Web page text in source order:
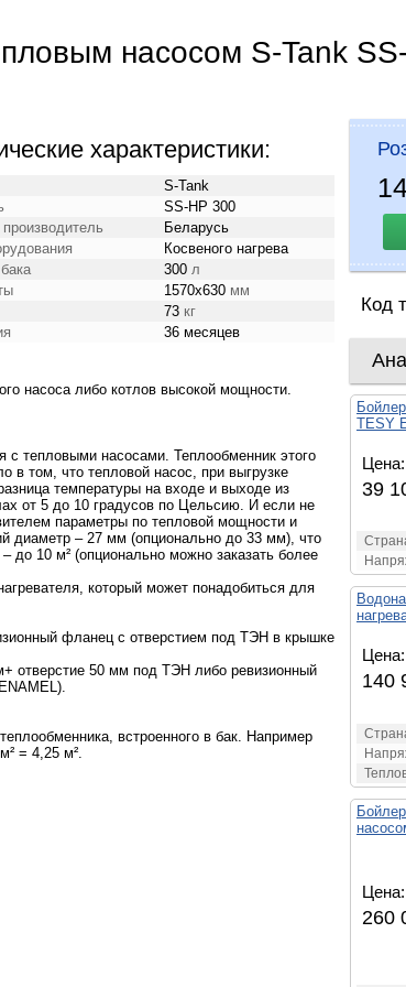
насосом S-Tank
характеристики:
S-Tank
SS-HP 300
Беларусь
Косвеного нагрева
300 л
1570x630 мм
73 кг
36 месяцев
насоса либо котлов высокой мощности.
тепловыми насосами. Теплообменник этого
в том, что тепловой насос, при выгрузке
температуры на входе и выходе из
от 5 до 10 градусов по Цельсию. И если не
параметры по тепловой мощности и
диаметр – 27 мм (опционально до 33 мм), что
до 10 м² (опционально можно заказать более
который может понадобиться для
фланец с отверстием под ТЭН в крышке
отверстие 50 мм под ТЭН либо ревизионный
встроенного в бак. Например
= 4,25 м².
Код
TESY
Цена:
39
Цена:
140
Цена:
260